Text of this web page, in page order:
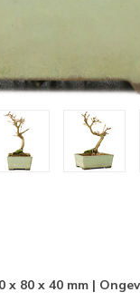
80 x 40 mm |